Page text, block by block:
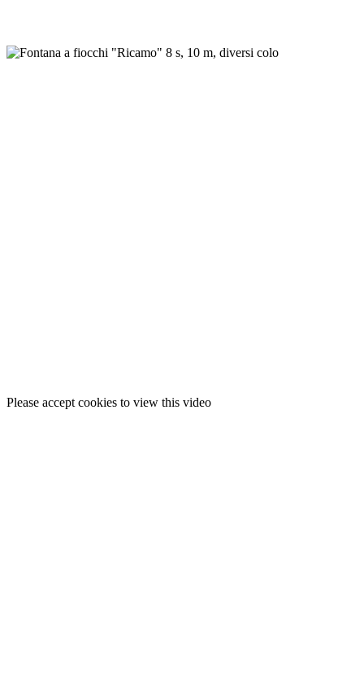
Please accept cookies to view this video